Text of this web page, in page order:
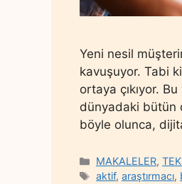
Yeni nesil
kavuşuyor. Tabi
ortaya çıkıyor.
dünyadaki bütün
böyle olunca,
Categories
MAKALELER,
Tags
aktif,araştırmacı,